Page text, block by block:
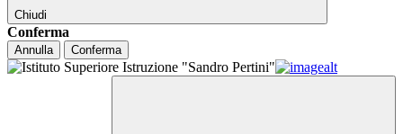
Chiudi
Conferma
Annulla Conferma